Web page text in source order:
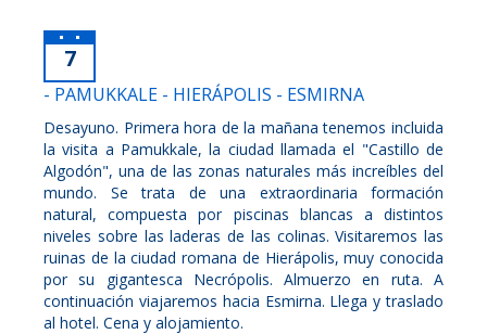
7
- PAMUKKALE - HIERÁPOLIS - ESMIRNA
Desayuno. Primera hora de la mañana tenemos incluida
la visita a Pamukkale, la ciudad llamada el "Castillo de
Algodón", una de las zonas naturales más increíbles del
mundo. Se trata de una extraordinaria formación
natural, compuesta por piscinas blancas a distintos
niveles sobre las laderas de las colinas. Visitaremos las
ruinas de la ciudad romana de Hierápolis, muy conocida
por su gigantesca Necrópolis. Almuerzo en ruta. A
continuación viajaremos hacia Esmirna. Llega y traslado
al hotel. Cena y alojamiento.